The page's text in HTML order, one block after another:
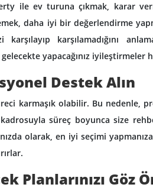
ile ev turuna çıkmak, karar
daha iyi bir değerlendirme
karşılayıp karşılamadığını
yapacağınız iyileştirmeler
Destek Alın
karmaşık olabilir. Bu nedenle,
süreç boyunca size
olarak, en iyi seçimi
Planlarınızı Göz